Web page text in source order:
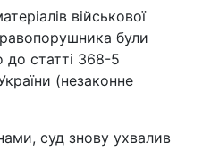
військової
були
до статті 368-5
(незаконне
суд знову ухвалив